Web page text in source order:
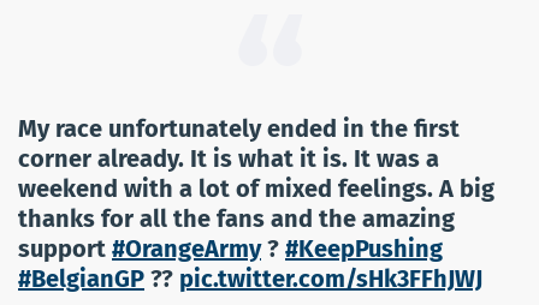
My race unfortunately ended in the first
corner already. It is what it is. It was a
weekend with a lot of mixed feelings. A big
thanks for all the fans and the amazing
support #OrangeArmy? #KeepPushing
#BelgianGP ?? pic.twitter.com/sHk3FFhJWJ